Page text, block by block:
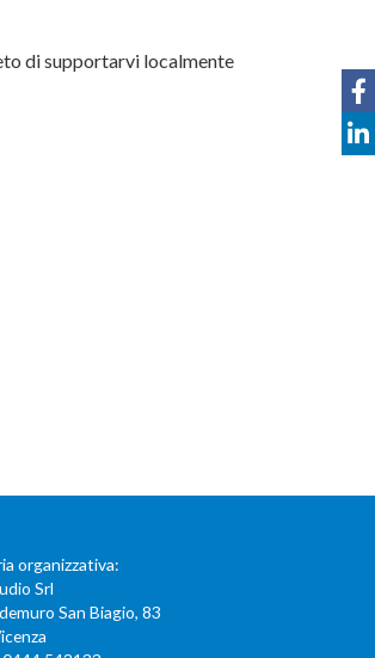
di supportarvi localmente
organizzativa:
Srl
San Biagio, 83